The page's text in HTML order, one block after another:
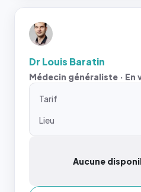
Dr Louis Baratin
Médecin généraliste · En
Tarif
Lieu
Aucune